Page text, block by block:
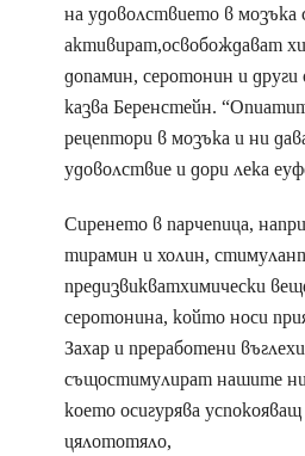
на удоволствието в мозъка
активират,освобождават
допамин, серотонин и други
казва Беренстейн.
рецептори в мозъка и ни
удоволствие и дори лека
Сиренето в парчепица,
тирамин и холин,
предизвикватхимически
серотонина, който носи
Захар и преработени
същостимулират нашите
което осигурява
цялототяло,